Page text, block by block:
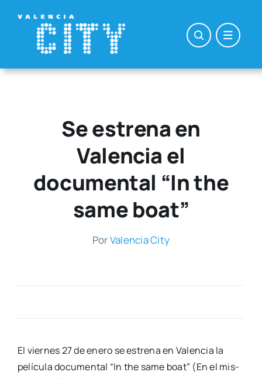
contenido
Se estrena en
Valencia el
documental “In the
same boat”
PorValen­cia City
El vier­nes 27 de enero se estre­na en Valen­cia la
pelí­cu­la docu­men­tal “In the same boat” (En el mis­